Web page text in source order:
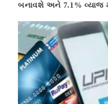
બનાવશે અને 7.1% વ્યાજ